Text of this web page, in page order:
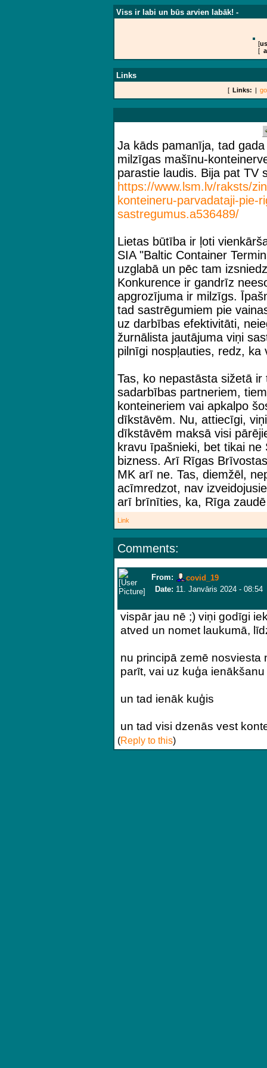
Viss ir labi un būs arvien labāk! -
[
[
Links
[ Links:
Ja kāds pamanīja, tad
milzīgas mašīnu-
parastie laudis. Bija pat TV
https://www.lsm.lv/raksts/
konteineru-parvadataji-pie-
sastregumus.a536489/
Lietas būtība ir ļoti
SIA "Baltic Container
uzglabā un pēc tam
Konkurence ir gandrīz
apgrozījuma ir milzīgs.
tad sastrēgumiem pie
uz darbības efektivitāti,
žurnālista jautājuma viņi
pilnīgi nospļauties, redz,
Tas, ko nepastāsta sižetā
sadarbības partneriem,
konteineriem vai apkalpo
dīkstāvēm. Nu, attiecīgi,
dīkstāvēm maksā visi
kravu īpašnieki, bet tikai ne
bizness. Arī Rīgas
MK arī ne. Tas, diemžēl,
acīmredzot, nav
arī brīnīties, ka, Rīga
Link
Comments:
From:
covid_19
Date: 11. Janvāris 2024 - 08:54
vispār jau nē ;) viņi godīgi
atved un nomet laukumā,
nu principā zemē nosviesta
parīt, vai uz kuģa ienākšanu
un tad ienāk kuģis
un tad visi dzenās vest
(Reply to this)